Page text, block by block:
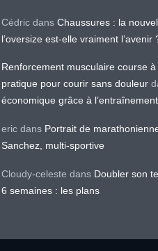
Cédric dans Chaussures : la
l’oversize est-elle vraiment l’avenir
Renforcement musculaire course
pratique pour courir sans douleur
économique grâce à
eric dans Portrait de
Sanchez, multi-sportive
Cloudy-celeste dans Doubler son
6 semaines : les plans